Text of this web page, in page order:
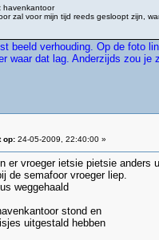
havenkantoor
zal voor mijn tijd reeds gesloopt zijn,
beeld verhouding. Op de foto
waar dat lag. Anderzijds zou
op:24-05-2009, 22:40:00 »
er vroeger ietsie pietsie anders
de semafoor vroeger liep.
weggehaald
stond en
uitgestald hebben